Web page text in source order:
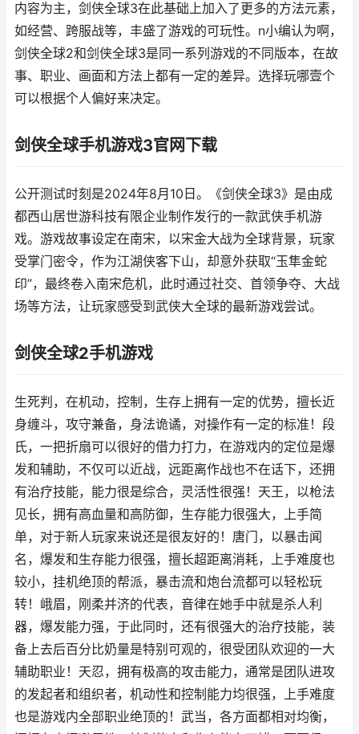
内容为主，剑侠全球3在此基础上加入了更多的方法元素，
如经营、跨服战等，丰盛了游戏的可玩性。n小编认为啊，
剑侠全球2和剑侠全球3是同一系列游戏的不同版本，在故
事、职业、画面和方法上都有一定的差异。选择玩哪壹个
可以根据个人偏好来决定。
剑侠全球手机游戏3官网下载
公开测试时刻是2024年8月10日。《剑侠全球3》是由成
都西山居世游科技有限企业制作发行的一款武侠手机游
戏。游戏故事设定在南宋，以宋金大战为全球背景，玩家
受掌门密令，作为江湖侠客下山，却意外获取“玉隼金蛇
印”，最终卷入南宋危机，此时通过社交、首领争夺、大战
场等方法，让玩家感受到武侠大全球的最新游戏尝试。
剑侠全球2手机游戏
生死判，在机动，控制，生存上拥有一定的优势，擅长近
身缠斗，攻守兼备，身法诡谲，对操作有一定的标准！段
氏，一把折扇可以很好的借力打力，在游戏内的定位是爆
发和辅助，不仅可以近战，远距离作战也不在话下，还拥
有治疗技能，能力很是综合，灵活性很强！天王，以枪法
见长，拥有高血量和高防御，生存能力很强大，上手简
单，对于新人玩家来说还是很友好的！唐门，以暴击闻
名，爆发和生存能力很强，擅长超距离消耗，上手难度也
较小，挂机绝顶的帮派，暴击流和炮台流都可以轻松玩
转！峨眉，刚柔并济的代表，音律在她手中就是杀人利
器，爆发能力强，于此同时，还有很强大的治疗技能，装
备上去后百分比奶量是特别可观的，很受团队欢迎的一大
辅助职业！天忍，拥有极高的攻击能力，通常是团队进攻
的发起者和组织者，机动性和控制能力均很强，上手难度
也是游戏内全部职业绝顶的！武当，各方面都相对均衡，